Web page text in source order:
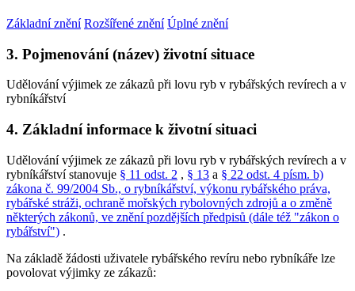
Základní znění Rozšířené znění Úplné znění
3. Pojmenování (název) životní situace
Udělování výjimek ze zákazů při lovu ryb v rybářských revírech a v
rybníkářství
4. Základní informace k životní situaci
Udělování výjimek ze zákazů při lovu ryb v rybářských revírech a v
rybníkářství stanovuje § 11 odst. 2 , § 13 a § 22 odst. 4 písm. b)
zákona č. 99/2004 Sb., o rybníkářství, výkonu rybářského práva,
rybářské stráži, ochraně mořských rybolovných zdrojů a o změně
některých zákonů, ve znění pozdějších předpisů (dále též "zákon o
rybářství") .
Na základě žádosti uživatele rybářského revíru nebo rybníkáře lze
povolovat výjimky ze zákazů: